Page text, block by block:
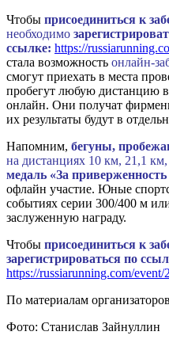
Чтобы присоединиться к
необходимо
ссылке: https://
стала возможность онлайн-
смогут приехать в места
пробегут любую дистанцию
онлайн. Они получат
их результаты будут в
Напомним, бегуны,
на дистанциях 10 км, 21,1
медаль «За приверженность
офлайн участие. Юные
событиях серии 300/400 м
заслуженную награду.
Чтобы присоединиться к
зарегистрироваться по
https://russiarunning.com/
По материалам организаторов
Фото: Станислав Зайнуллин